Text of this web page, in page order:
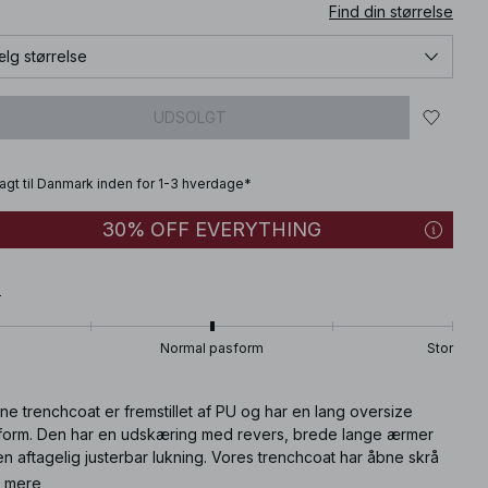
Find din størrelse
størrelse
UDSOLGT
til Danmark inden for 1-3 hverdage*
30% OFF EVERYTHING
Normal pasform Stor
trenchcoat er fremstillet af PU og har en lang oversize
Den har en udskæring med revers, brede lange ærmer
aftagelig justerbar lukning. Vores trenchcoat har åbne skrå
en knaplukning og en rygslidsdetalje. Denne